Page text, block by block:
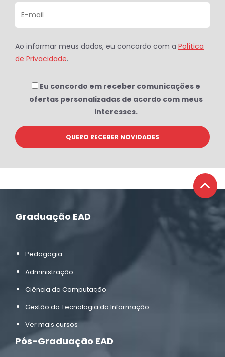
Ao informar meus dados, eu concordo com a Política
de Privacidade.
Eu concordo em receber comunicações e
ofertas personalizadas de acordo com meus
interesses.
Graduação EAD
Pedagogia
Administração
Ciência da Computação
Gestão da Tecnologia da Informação
Ver mais cursos
Pós-Graduação EAD